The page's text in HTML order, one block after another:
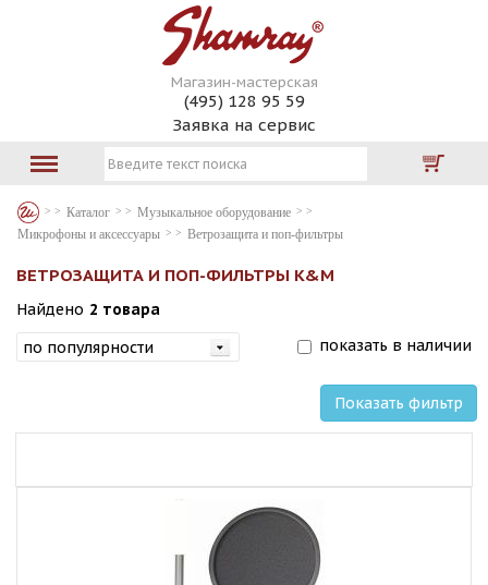
Магазин-мастерская
(495) 128 95 59
Заявка на сервис
Каталог
Музыкальное оборудование
Микрофоны и аксессуары
Ветрозащита и поп-фильтры
ВЕТРОЗАЩИТА И ПОП-ФИЛЬТРЫ K&M
Найдено 2 товара
показать в наличии
Показать фильтр